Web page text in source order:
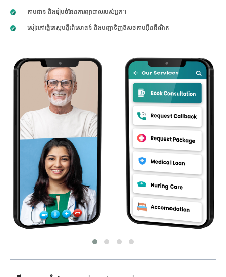
តាមដាន និងរៀបចំផែនការព្យាបាលរបស់អ្នក។
សៀវភៅធ្វើតេស្តមន្ទីរពិសោធន៍ និងបញ្ជាទិញឱសថតាមអ៊ីនធឺណិត